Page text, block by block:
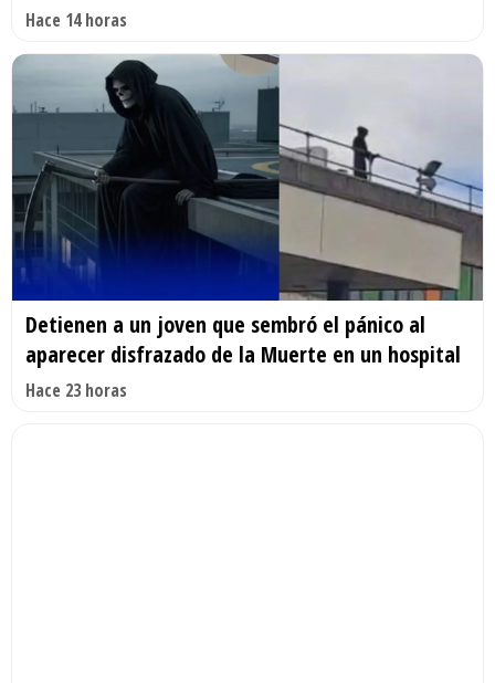
Hace 14 horas
Detienen a un joven que sembró el pánico al
aparecer disfrazado de la Muerte en un hospital
Hace 23 horas